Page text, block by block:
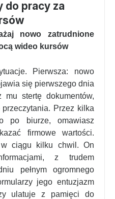
do pracy za
nowo zatrudnione
wideo kursów
Pierwsza: nowo
się pierwszego dnia
stertę dokumentów,
Przez kilka
po biurze, omawiasz
firmowe wartości.
ciągu kilku chwil. On
z trudem
pełnym ogromnego
jego entuzjazm
ulatuje z pamięci do